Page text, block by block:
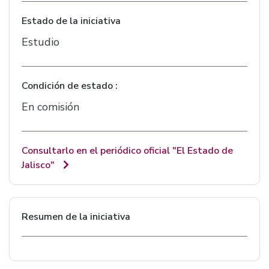
Estado de la iniciativa
Estudio
Condición de estado :
En comisión
Consultarlo en el periódico oficial "El Estado de
Jalisco"
Resumen de la iniciativa